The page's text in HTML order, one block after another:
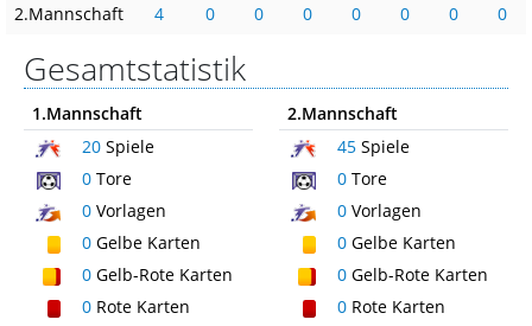
2.Mannschaft
4 0 0 0 0 0 0 0
Gesamtstatistik
1.Mannschaft
20 Spiele
0 Tore
0 Vorlagen
0 Gelbe Karten
0 Gelb-Rote Karten
0 Rote Karten
2.Mannschaft
45Spiele
0Tore
0Vorlagen
0Gelbe Karten
0Gelb-Rote Karten
0Rote Karten